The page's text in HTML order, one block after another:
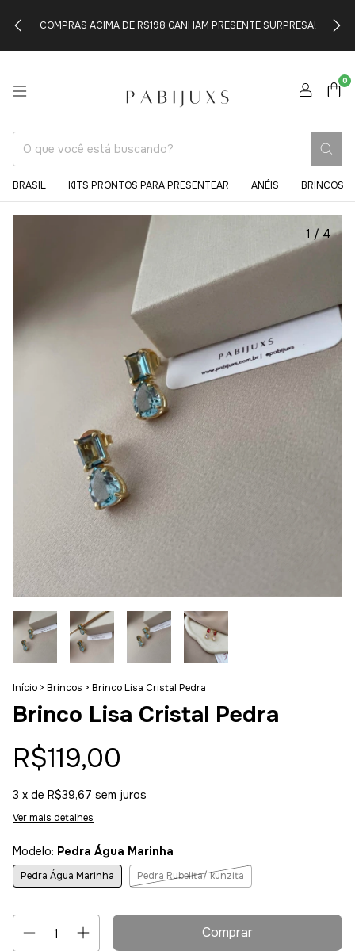
COMPRAS ACIMA DE R$198 GANHAM PRESENTE SURPRESA!
0
BRASIL KITS PRONTOS PARA PRESENTEAR ANÉIS BRINCOS
1 / 4
Início > Brincos > Brinco Lisa Cristal Pedra
Brinco Lisa Cristal Pedra
R$119,00
3 x de R$39,67 sem juros
Ver mais detalhes
Modelo: Pedra Água Marinha
Pedra Água Marinha Pedra Rubelita/ kunzita